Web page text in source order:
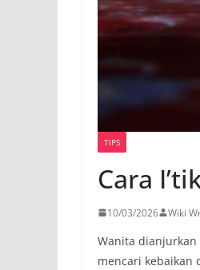
TIPS
Cara
10/03/2026 Wiki
Wanita
mencari kebaikan